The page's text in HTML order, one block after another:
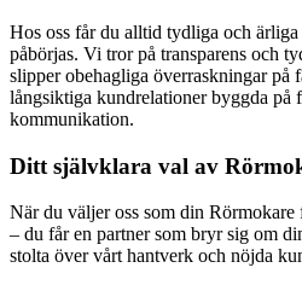
Hos oss får du alltid tydliga och
påbörjas. Vi tror på transparens och
slipper obehagliga överraskningar på
långsiktiga kundrelationer byggda på
kommunikation.
Ditt självklara val av
När du väljer oss som din Rörmokare
– du får en partner som bryr sig om
stolta över vårt hantverk och nöjda